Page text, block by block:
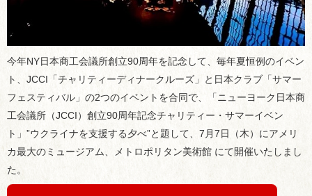
今年NY日本商工会議所創立90周年を記念して、毎年夏恒例のイベン
ト、JCCI「チャリティーディナークルーズ」と日本クラブ「サマー
フェスティバル」の2つのイベントを合同で、「ニューヨーク日本商
工会議所（JCCI）創立90周年記念チャリティー・サマーイベン
ト」”ウクライナを支援する夕べ”と題して、7月7日（木）にアメリ
カ最大のミュージアム、メトロポリタン美術館 にて開催いたしまし
た。